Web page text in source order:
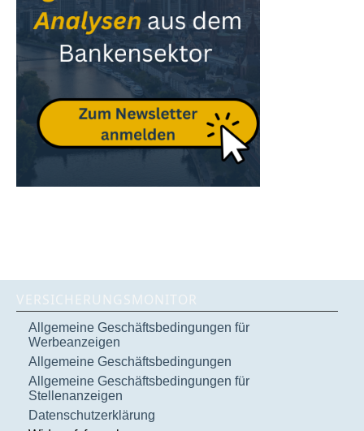
VERSICHERUNGSMONITOR
Allgemeine Geschäftsbedingungen für
Werbeanzeigen
Allgemeine Geschäftsbedingungen
Allgemeine Geschäftsbedingungen für
Stellenanzeigen
Datenschutzerklärung